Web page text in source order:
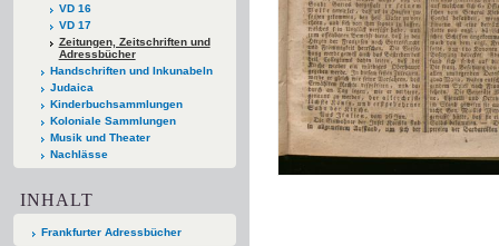
VD 16
VD 17
Zeitungen, Zeitschriften und
Adressbücher
Handschriften und Inkunabeln
Judaica
Kinderbuchsammlungen
Koloniale Sammlungen
Musik und Theater
Nachlässe
INHALT
Frankfurter Adressbücher